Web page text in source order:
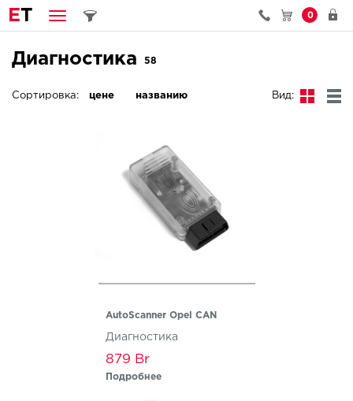
ET 0
Диагностика 58
Вид:
Сортировка: цене названию
AutoScanner Opel CAN
Диагностика
879
Подробнее